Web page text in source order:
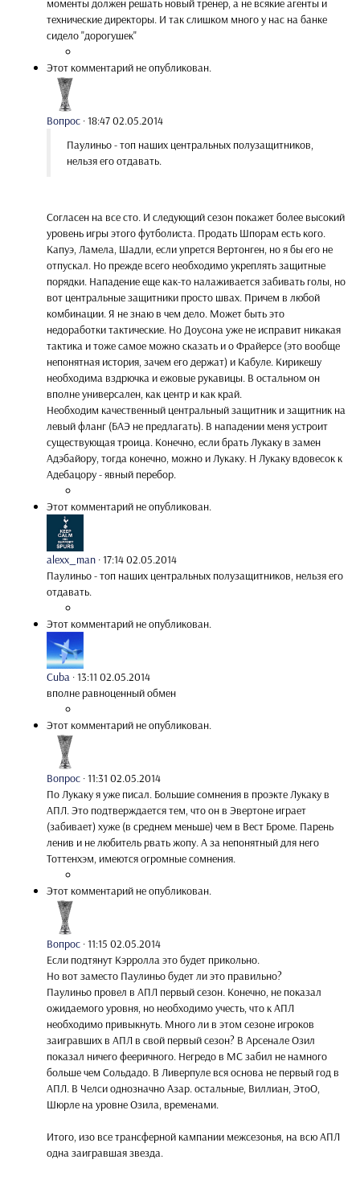
моменты должен решать новый тренер, а не всякие агенты и
технические директоры. И так слишком много у нас на банке
сидело "дорогушек"
Этот комментарий не опубликован.
Вопрос ·18:47 02.05.2014
Паулиньо - топ наших центральных полузащитников,
нельзя его отдавать.
Согласен на все сто. И следующий сезон покажет более высокий
уровень игры этого футболиста. Продать Шпорам есть кого.
Капуэ, Ламела, Шадли, если упрется Вертонген, но я бы его не
отпускал. Но прежде всего необходимо укреплять защитные
порядки. Нападение еще как-то налаживается забивать голы, но
вот центральные защитники просто швах. Причем в любой
комбинации. Я не знаю в чем дело. Может быть это
недоработки тактические. Но Доусона уже не исправит никакая
тактика и тоже самое можно сказать и о Фрайерсе (это вообще
непонятная история, зачем его держат) и Кабуле. Кирикешу
необходима вздрючка и ежовые рукавицы. В остальном он
вполне универсален, как центр и как край.
Необходим качественный центральный защитник и защитник на
левый фланг (БАЭ не предлагать). В нападении меня устроит
существующая троица. Конечно, если брать Лукаку в замен
Адэбайору, тогда конечно, можно и Лукаку. Н Лукаку вдовесок к
Адебацору - явный перебор.
Этот комментарий не опубликован.
alexx_man ·17:14 02.05.2014
Паулиньо - топ наших центральных полузащитников, нельзя его
отдавать.
Этот комментарий не опубликован.
Cuba ·13:11 02.05.2014
вполне равноценный обмен
Этот комментарий не опубликован.
Вопрос ·11:31 02.05.2014
По Лукаку я уже писал. Большие сомнения в проэкте Лукаку в
АПЛ. Это подтверждается тем, что он в Эвертоне играет
(забивает) хуже (в среднем меньше) чем в Вест Броме. Парень
ленив и не любитель рвать жопу. А за непонятный для него
Тоттенхэм, имеются огромные сомнения.
Этот комментарий не опубликован.
Вопрос ·11:15 02.05.2014
Если подтянут Кэрролла это будет прикольно.
Но вот заместо Паулиньо будет ли это правильно?
Паулиньо провел в АПЛ первый сезон. Конечно, не показал
ожидаемого уровня, но необходимо учесть, что к АПЛ
необходимо привыкнуть. Много ли в этом сезоне игроков
заигравших в АПЛ в свой первый сезон? В Арсенале Озил
показал ничего фееричного. Негредо в МС забил не намного
больше чем Сольдадо. В Ливерпуле вся основа не первый год в
АПЛ. В Челси однозначно Азар. остальные, Виллиан, ЭтоО,
Шюрле на уровне Озила, временами.
Итого, изо все трансферной кампании межсезонья, на всю АПЛ
одна заигравшая звезда.